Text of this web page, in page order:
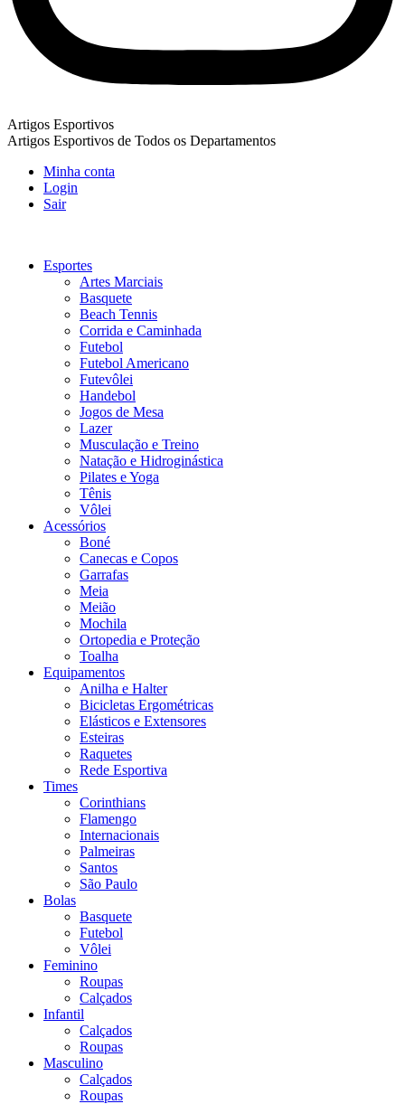
Artigos Esportivos
Artigos Esportivos de Todos os Departamentos
Minha conta
Login
Sair
Esportes
Artes Marciais
Basquete
Beach Tennis
Corrida e Caminhada
Futebol
Futebol Americano
Futevôlei
Handebol
Jogos de Mesa
Lazer
Musculação e Treino
Natação e Hidroginástica
Pilates e Yoga
Tênis
Vôlei
Acessórios
Boné
Canecas e Copos
Garrafas
Meia
Meião
Mochila
Ortopedia e Proteção
Toalha
Equipamentos
Anilha e Halter
Bicicletas Ergométricas
Elásticos e Extensores
Esteiras
Raquetes
Rede Esportiva
Times
Corinthians
Flamengo
Internacionais
Palmeiras
Santos
São Paulo
Bolas
Basquete
Futebol
Vôlei
Feminino
Roupas
Calçados
Infantil
Calçados
Roupas
Masculino
Calçados
Roupas